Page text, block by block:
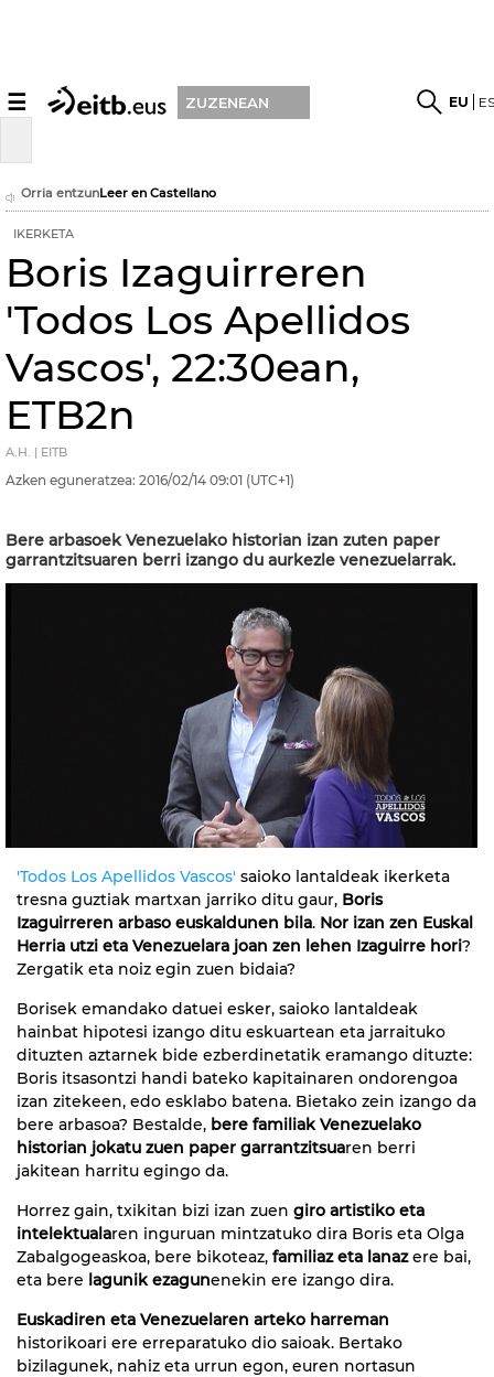
☰ ZUZENEAN EU
Orria entzunLeer en Castellano
IKERKETA
Boris Izaguirreren
'Todos Los Apellidos
Vascos', 22:30ean,
ETB2n
A.H. | EITB
Azken eguneratzea: 2016/02/14 09:01 (UTC+1)
Bere arbasoek Venezuelako historian izan zuten paper
garrantzitsuaren berri izango du aurkezle venezuelarrak.
'Todos Los Apellidos Vascos' saioko lantaldeak ikerketa
tresna guztiak martxan jarriko ditu gaur, Boris
Izaguirreren arbaso euskaldunen bila. Nor izan zen Euskal
Herria utzi eta Venezuelara joan zen lehen Izaguirre hori?
Zergatik eta noiz egin zuen bidaia?
Borisek emandako datuei esker, saioko lantaldeak
hainbat hipotesi izango ditu eskuartean eta jarraituko
dituzten aztarnek bide ezberdinetatik eramango dituzte:
Boris itsasontzi handi bateko kapitainaren ondorengoa
izan zitekeen, edo esklabo batena. Bietako zein izango da
bere arbasoa? Bestalde, bere familiak Venezuelako
historian jokatu zuen paper garrantzitsuaren berri
jakitean harritu egingo da.
Horrez gain, txikitan bizi izan zuen giro artistiko eta
intelektualaren inguruan mintzatuko dira Boris eta Olga
Zabalgogeaskoa, bere bikoteaz, familiaz eta lanazere bai,
eta bere lagunik ezagunenekin ere izango dira.
Euskadiren eta Venezuelaren arteko harreman
historikoari ere erreparatuko dio saioak. Bertako
bizilagunek, nahiz eta urrun egon, euren nortasun